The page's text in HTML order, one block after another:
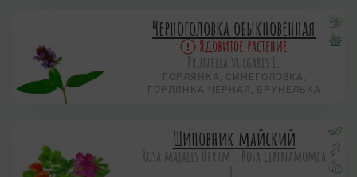
Черноголовка обыкновенная
Ядовитое растение
Prunella vulgaris L.
ГОРЛЯНКА, СИНЕГОЛОВКА,
ГОРЛЯНКА ЧЕРНАЯ, БРУНЕЛЬКА
Шиповник майский
Rosa majalis Herrm., Rosa cinnamomea